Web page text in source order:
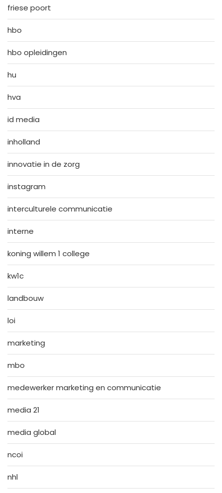
friese poort
hbo
hbo opleidingen
hu
hva
id media
inholland
innovatie in de zorg
instagram
interculturele communicatie
interne
koning willem 1 college
kw1c
landbouw
loi
marketing
mbo
medewerker marketing en communicatie
media 21
media global
ncoi
nhl